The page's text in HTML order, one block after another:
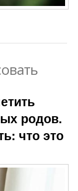
родов.
что это